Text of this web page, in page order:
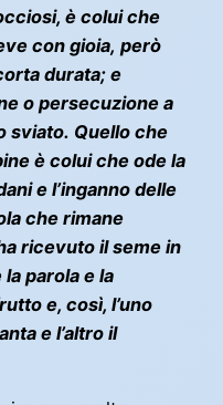
è colui che
con gioia, però
durata; e
o persecuzione a
sviato. Quello che
è colui che ode la
e l’inganno delle
che rimane
ricevuto il seme in
parola e la
e, così, l’uno
e l’altro il